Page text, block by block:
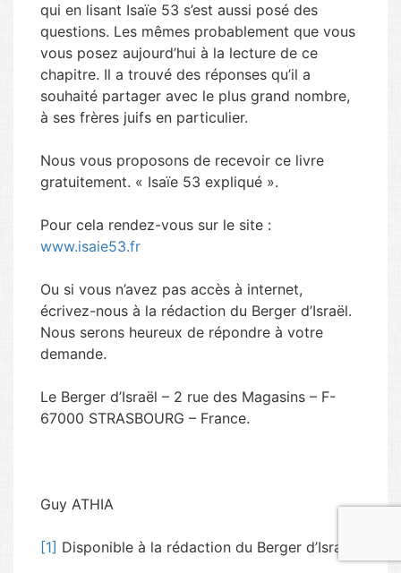
qui en lisant Isaïe 53 s’est aussi posé des
questions. Les mêmes probablement que vous
vous posez aujourd’hui à la lecture de ce
chapitre. Il a trouvé des réponses qu’il a
souhaité partager avec le plus grand nombre,
à ses frères juifs en particulier.
Nous vous proposons de recevoir ce livre
gratuitement. « Isaïe 53 expliqué ».
Pour cela rendez-vous sur le site :
www.isaie53.fr
Ou si vous n’avez pas accès à internet,
écrivez-nous à la rédaction du Berger d’Israël.
Nous serons heureux de répondre à votre
demande.
Le Berger d’Israël – 2 rue des Magasins – F-
67000 STRASBOURG – France.
Guy ATHIA
[1] Disponible à la rédaction du Berger d’Israël.